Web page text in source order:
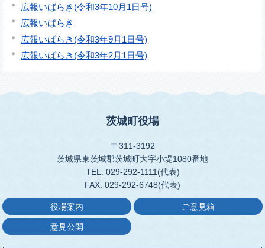
広報いばらき(令和3年10月1日号)
広報いばらき
広報いばらき(令和3年9月1日号)
広報いばらき(令和3年2月1日号)
茨城町役場
〒311-3192
茨城県東茨城郡茨城町大字小堤1080番地
TEL: 029-292-1111(代表)
FAX: 029-292-6748(代表)
役場案内 ご意見箱
意見公開